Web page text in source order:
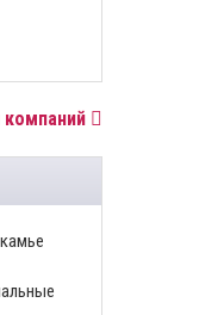
компаний